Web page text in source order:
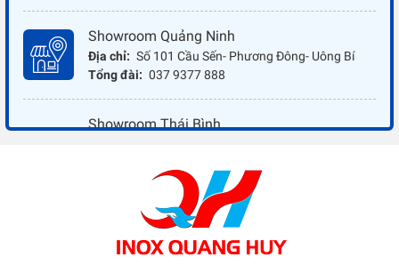
Showroom Quảng Ninh
Địa chỉ: Số 101 Cầu Sến- Phương Đông- Uông Bí
Tổng đài: 037 9377 888
Showroom Thái Bình
037 9377 888
Showroom Đồng Nai
Địa chỉ: 1066 - QL 51 Tổ 3- Ấp Đồng- Phước Tân-